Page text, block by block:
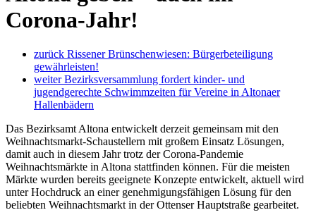
Corona-Jahr!
zurück Rissener Brünschenwiesen: Bürgerbeteiligung
gewährleisten!
weiter Bezirksversammlung fordert kinder- und
jugendgerechte Schwimmzeiten für Vereine in Altonaer
Hallenbädern
Das Bezirksamt Altona entwickelt derzeit gemeinsam mit den
Weihnachtsmarkt-Schaustellern mit großem Einsatz Lösungen,
damit auch in diesem Jahr trotz der Corona-Pandemie
Weihnachtsmärkte in Altona stattfinden können. Für die meisten
Märkte wurden bereits geeignete Konzepte entwickelt, aktuell wird
unter Hochdruck an einer genehmigungsfähigen Lösung für den
beliebten Weihnachtsmarkt in der Ottenser Hauptstraße gearbeitet.